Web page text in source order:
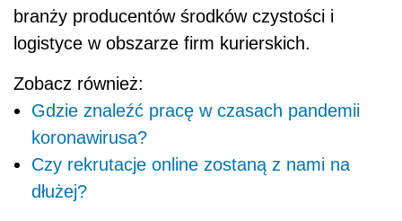
branży producentów środków czystości i
logistyce w obszarze firm kurierskich.
Zobacz również:
Gdzie znaleźć pracę w czasach pandemii
koronawirusa?
Czy rekrutacje online zostaną z nami na
dłużej?